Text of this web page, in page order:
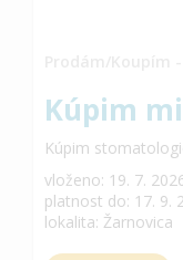
Kúpim
Kúpim
vloženo: 19. 7.
platnost do: 17. 9.
lokalita: Žarnovica